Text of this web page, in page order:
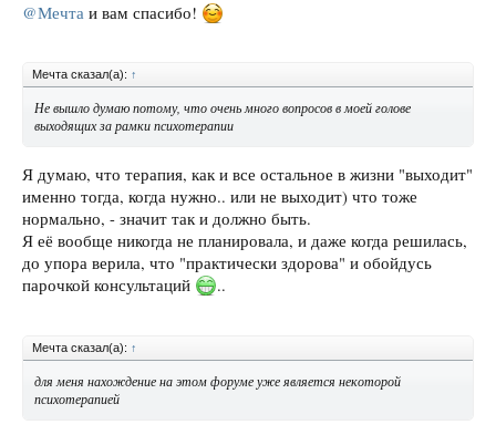
@Мечта и вам спасибо!
Мечта сказал(а): ↑
Не вышло думаю потому, что очень много вопросов в моей голове
выходящих за рамки психотерапии
Я думаю, что терапия, как и все остальное в жизни "выходит"
именно тогда, когда нужно.. или не выходит) что тоже
нормально, - значит так и должно быть.
Я её вообще никогда не планировала, и даже когда решилась,
до упора верила, что "практически здорова" и обойдусь
парочкой консультаций
..
Мечта сказал(а): ↑
для меня нахождение на этом форуме уже является некоторой
психотерапией